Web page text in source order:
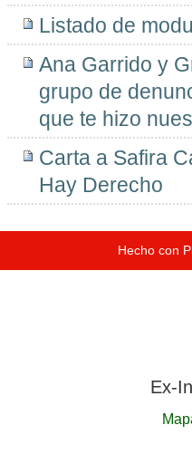
Listado de
Ana Garrido y
grupo de
que te hizo
Carta a Safira
Hay Derecho
Hecho con
Ex-